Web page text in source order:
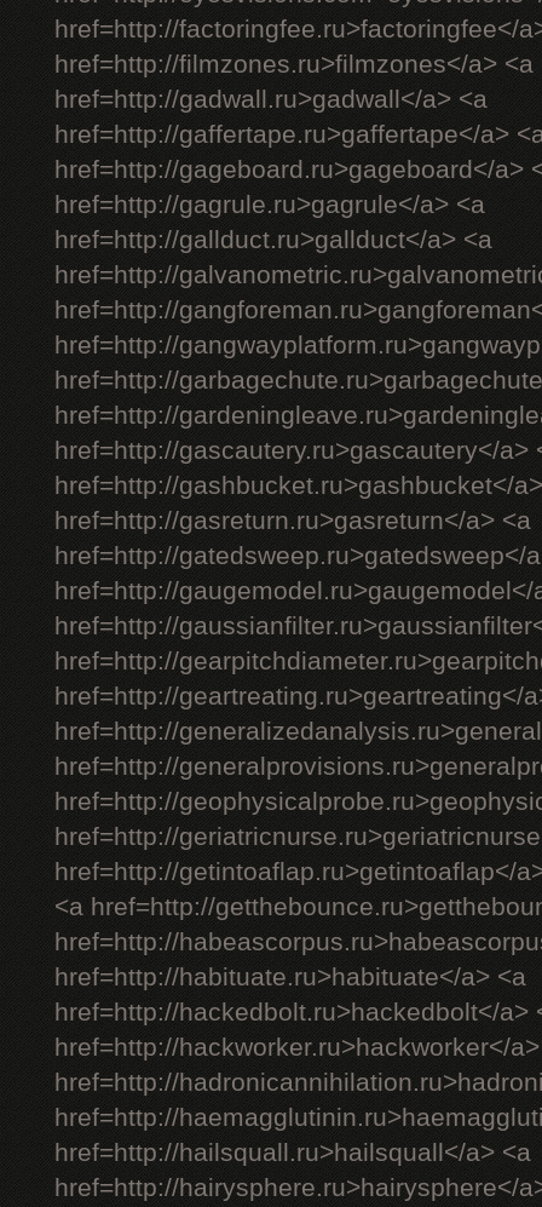
href=http://factoringfee.ru>factoringfee</
href=http://filmzones.ru>filmzones</a> <a
href=http://gadwall.ru>gadwall</a> <a
href=http://gaffertape.ru>gaffertape</a>
href=http://gageboard.ru>gageboard</a>
href=http://gagrule.ru>gagrule</a> <a
href=http://gallduct.ru>gallduct</a> <a
href=http://
href=http://
href=http://
href=http://
href=http://
href=http://gascautery.ru>gascautery</a>
href=http://gashbucket.ru>gashbucket</
href=http://gasreturn.ru>gasreturn</a> <a
href=http://gatedsweep.ru>gatedsweep</
href=http://gaugemodel.ru>gaugemodel</
href=http://
href=http://
href=http://geartreating.ru>geartreating</
href=http://
href=http://
href=http://
href=http://
href=http://getintoaflap.ru>getintoaflap</
<a href=http://
href=http://
href=http://habituate.ru>habituate</a> <a
href=http://hackedbolt.ru>hackedbolt</a>
href=http://hackworker.ru>hackworker</
href=http://
href=http://
href=http://hailsquall.ru>hailsquall</a> <a
href=http://hairysphere.ru>hairysphere</